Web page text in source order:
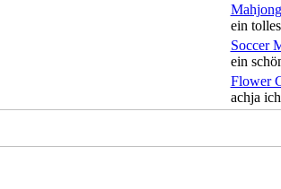
ein
Soccer
ein
Flower
achja